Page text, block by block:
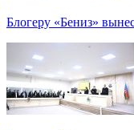
Блогеру «Бениз»